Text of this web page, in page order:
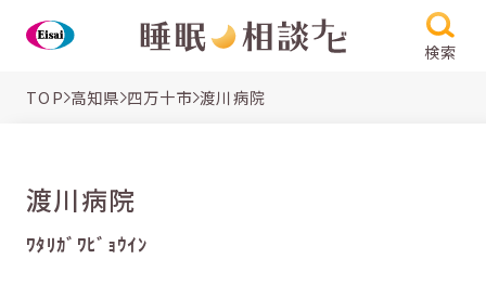
検索
TOP 高知県 四万十市 渡川病院
渡川病院
ﾜﾀﾘｶﾞﾜﾋﾞｮｳｲﾝ